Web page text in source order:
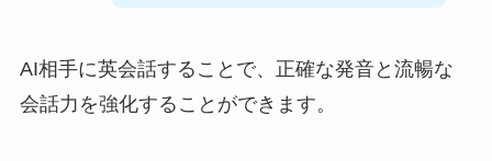
AI相手に英会話することで、正確な発音と流暢な
会話力を強化することができます。